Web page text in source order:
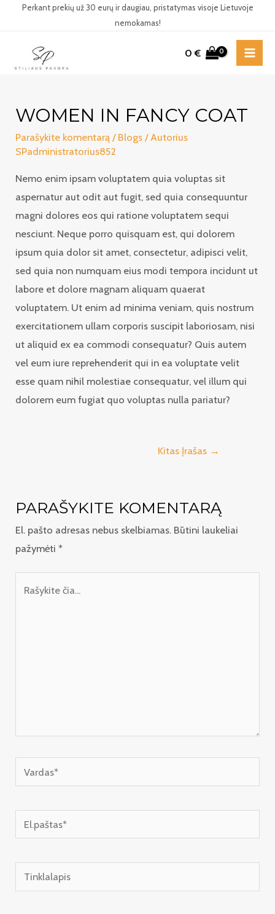
PereitiPerkant prekių už 30 eurų ir daugiau, pristatymas visoje Lietuvoje
nemokamas!
0 €
WOMEN IN FANCY COAT
Parašykite komentarą / Blogs / Autorius
SPadministratorius852
Nemo enim ipsam voluptatem quia voluptas sit
aspernatur aut odit aut fugit, sed quia consequuntur
magni dolores eos qui ratione voluptatem sequi
nesciunt. Neque porro quisquam est, qui dolorem
ipsum quia dolor sit amet, consectetur, adipisci velit,
sed quia non numquam eius modi tempora incidunt ut
labore et dolore magnam aliquam quaerat
voluptatem. Ut enim ad minima veniam, quis nostrum
exercitationem ullam corporis suscipit laboriosam, nisi
ut aliquid ex ea commodi consequatur? Quis autem
vel eum iure reprehenderit qui in ea voluptate velit
esse quam nihil molestiae consequatur, vel illum qui
dolorem eum fugiat quo voluptas nulla pariatur?
Kitas Įrašas →
PARAŠYKITE KOMENTARĄ
El. pašto adresas nebus skelbiamas. Būtini laukeliai
pažymėti*
Vardas*
El.paštas*
Tinklalapis